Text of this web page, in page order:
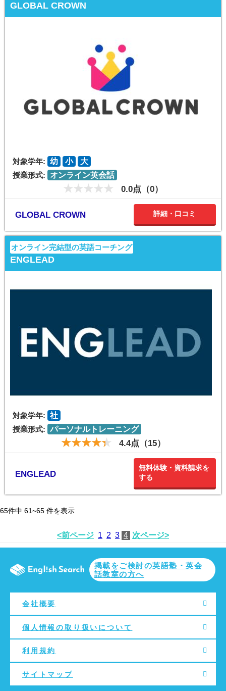
GLOBAL CROWN
対象学年: 幼 小
大
授業形式:
オンライン英会話
0.0点（0）
GLOBAL CROWN 詳細・口コミ
オンライン完結型の英語コーチング
ENGLEAD
対象学年: 社
授業形式: パーソナルトレーニング
4.4点（15）
ENGLEAD
無料体験・資料請求を
する
65件中 61~65 件を表示
<前ページ 1 2 3 4 次ページ>
掲載をご検討の英語塾・英会
話教室の方へ
会社概要
個人情報の取り扱いについて
利用規約
サイトマップ